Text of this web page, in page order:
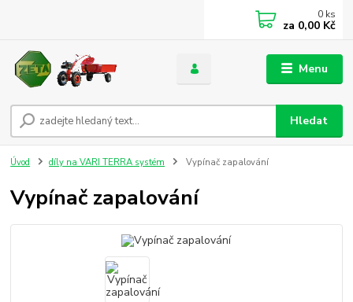
Menu
Hledat
0 ks
za 0,00 Kč
Úvod díly na VARI TERRA systém Vypínač zapalování
Vypínač zapalování